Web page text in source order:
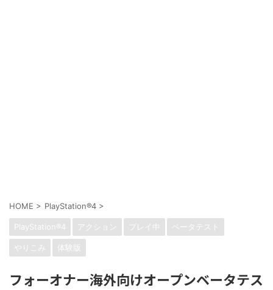
HOME > PlayStation®4 >
PlayStation®4 アクション プレイ中 ベータテスト
やりこみ 体験版
フォーオナー海外向けオープンベータテス